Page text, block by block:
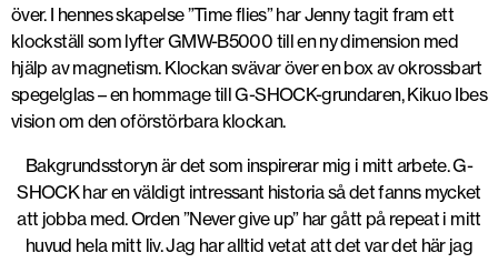
över. I hennes skapelse ”Time flies” har Jenny tagit fram ett
klockställ som lyfter GMW-B5000 till en ny dimension med
hjälp av magnetism. Klockan svävar över en box av okrossbart
spegelglas – en hommage till G-SHOCK-grundaren, Kikuo Ibes
vision om den oförstörbara klockan.
Bakgrundsstoryn är det som inspirerar mig i mitt arbete. G-
SHOCK har en väldigt intressant historia så det fanns mycket
att jobba med. Orden ”Never give up” har gått på repeat i mitt
huvud hela mitt liv. Jag har alltid vetat att det var det här jag